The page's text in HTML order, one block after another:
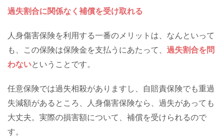
過失割合に関係なく補償を受け取れる
人身傷害保険を利用する一番のメリットは、なんといって
も、この保険は保険金を支払うにあたって、 過失割合を問
わないということです。
任意保険では過失相殺がありますし、自賠責保険でも重過
失減額があるところ、人身傷害保険なら、過失があっても
大丈夫。実際の損害額について、補償を受けられるので
す。